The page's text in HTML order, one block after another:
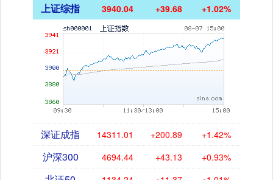
上证综指 3940.04 +39.68 +1.02%
深证成指 14311.01 +200.89 +1.42%
沪深300 4694.44 +43.13 +0.93%